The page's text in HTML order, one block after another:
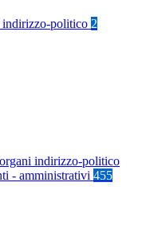
indirizzo-politico 2
indirizzo-politico
- amministrativi 455